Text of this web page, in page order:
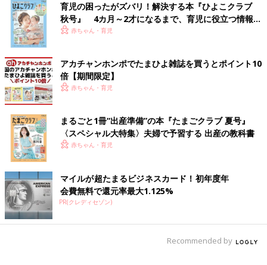
育児の困ったがズバリ！解決する本『ひよこクラブ
秋号』 4カ月～2才になるまで、育児に役立つ情報が
いっぱい！
赤ちゃん・育児
アカチャンホンポでたまひよ雑誌を買うとポイント10
倍【期間限定】
赤ちゃん・育児
まるごと1冊“出産準備”の本『たまごクラブ 夏号』
〈スペシャル大特集〉夫婦で予習する 出産の教科書
赤ちゃん・育児
マイルが超たまるビジネスカード！初年度年
会費無料で還元率最大1.125%
PR(クレディセゾン)
Recommended by